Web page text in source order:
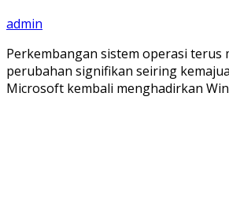
admin
Perkembangan sistem operasi terus
perubahan signifikan seiring
Microsoft kembali menghadirkan